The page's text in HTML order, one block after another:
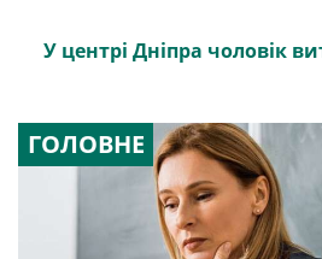
У центрі Дніпра чоловік
ГОЛОВНЕ